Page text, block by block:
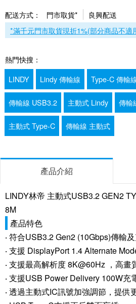
配送方式： 門市取貨*
良興配送
*滿千元門市取貨現折1%(部分商品不適
熱門快搜：
LINDY
Lindy 傳輸線 Type-C 傳輸
傳輸線 USB3.2 主動式 Lindy 傳輸
主動式 Type-C 傳輸線 主動式
產品介紹
LINDY林帝 主動式USB3.2 GEN2
8M
產品特色
‧ 符合USB3.2 Gen2 (10Gbps)傳輸
‧ 支援 DisplayPort 1.4 Alternate
‧ 支援最高解析度 8K@60Hz ，高畫
‧ 支援USB Power Delivery 100W充
‧ 透過主動式IC訊號加強調節，提供